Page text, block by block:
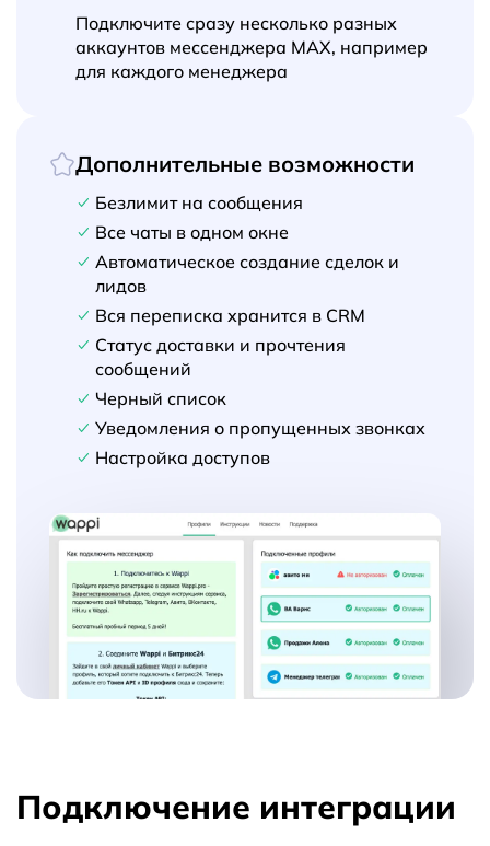
Подключите сразу несколько разных
аккаунтов мессенджера MAX, например
для каждого менеджера
Дополнительные возможности
Безлимит на сообщения
Все чаты в одном окне
Автоматическое создание сделок и
лидов
Вся переписка хранится в CRM
Статус доставки и прочтения
сообщений
Черный список
Уведомления о пропущенных звонках
Настройка доступов
Подключение интеграции